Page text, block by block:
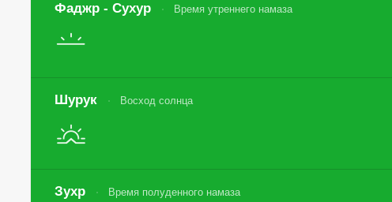
Фаджр - Сухур Время утреннего намаза
Шурук Восход солнца
Зухр Время полуденного намаза